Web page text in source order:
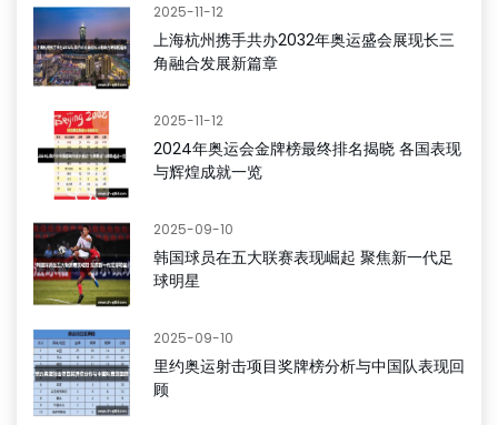
2025-11-12
上海杭州携手共办2032年奥运盛会展现长三
角融合发展新篇章
2025-11-12
2024年奥运会金牌榜最终排名揭晓 各国表现
与辉煌成就一览
2025-09-10
韩国球员在五大联赛表现崛起 聚焦新一代足
球明星
2025-09-10
里约奥运射击项目奖牌榜分析与中国队表现回
顾